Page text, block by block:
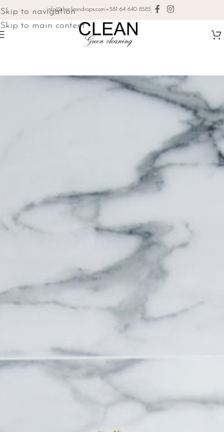
Skip to navigation
Skip to main content
info@thecleandrops.com +381 64 640 8585